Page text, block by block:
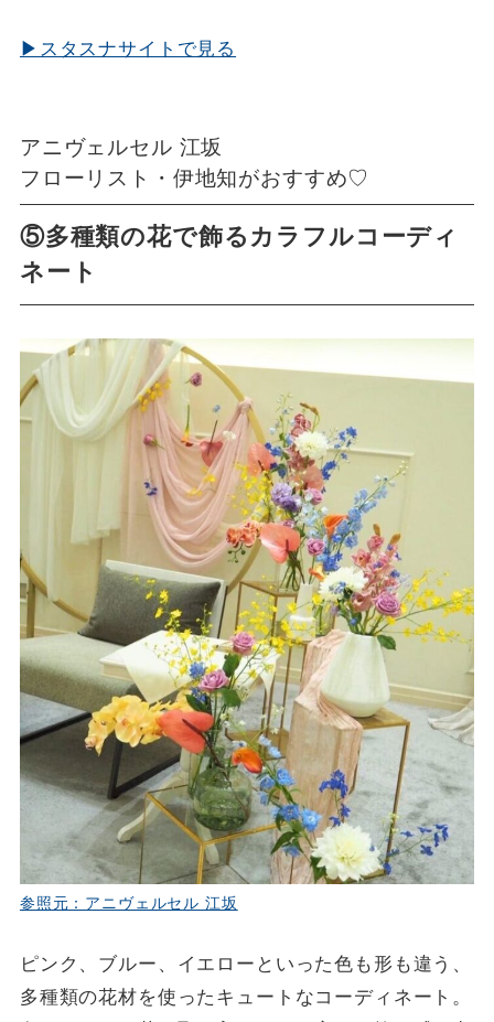
▶スタスナサイトで見る
アニヴェルセル 江坂
フローリスト・伊地知がおすすめ♡
⑤多種類の花で飾るカラフルコーディ
ネート
参照元：アニヴェルセル 江坂
ピンク、ブルー、イエローといった色も形も違う、
多種類の花材を使ったキュートなコーディネート。